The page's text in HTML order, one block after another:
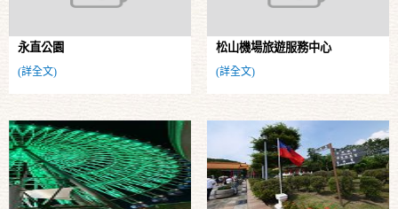
永直公園
(詳全文)
松山機場旅遊服務中心
(詳全文)